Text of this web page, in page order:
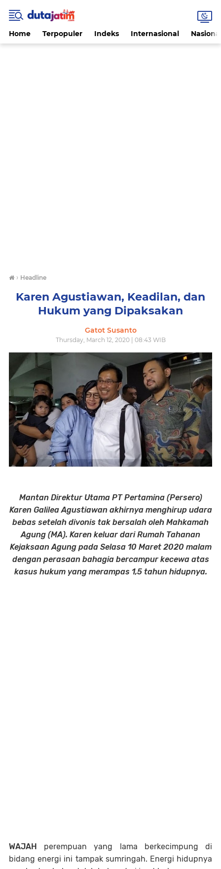
Home Terpopuler Indeks Internasional
› Headline
Karen Agustiawan, Keadilan, dan
Hukum yang Dipaksakan
Gatot Susanto
Thursday, March 12, 2020 | 08:43 WIB
Mantan Direktur Utama PT Pertamina (Persero)
Karen Galilea Agustiawan akhirnya menghirup udara
bebas setelah divonis tak bersalah oleh Mahkamah
Agung (MA). Karen keluar dari Rumah Tahanan
Kejaksaan Agung pada Selasa 10 Maret 2020 malam
dengan perasaan bahagia bercampur kecewa atas
kasus hukum yang merampas 1,5 tahun hidupnya.
WAJAH perempuan yang lama berkecimpung di
bidang energi ini tampak sumringah. Energi hidupnya